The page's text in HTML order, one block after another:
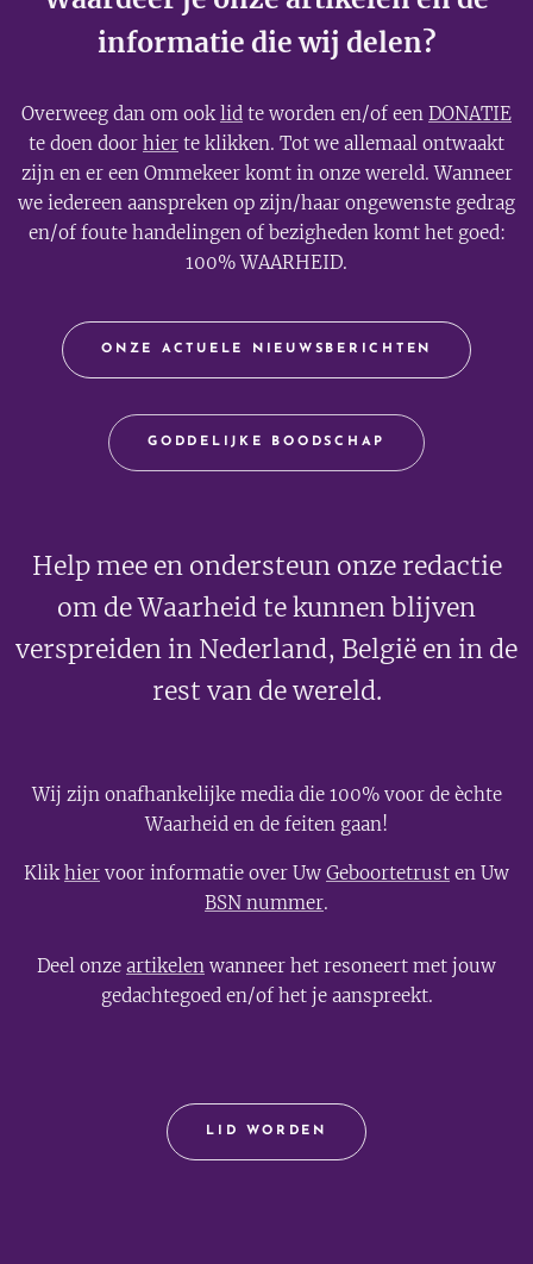
informatie die wij delen?
Overweeg dan om ooklid te worden en/of een DONATIE
te doen door hier te klikken. Tot we allemaal ontwaakt
zijn en er een Ommekeer komt in onze wereld. Wanneer
we iedereen aanspreken op zijn/haar ongewenste gedrag
en/of foute handelingen of bezigheden komt het goed:
100% WAARHEID.
ONZE ACTUELE NIEUWSBERICHTEN
GODDELIJKE BOODSCHAP
Help mee en ondersteun onze redactie
om de Waarheid te kunnen blijven
verspreiden in Nederland, België en in de
rest van de wereld.
Wij zijn onafhankelijke media die 100% voor de èchte
Waarheid en de feiten gaan!
Klikhier voor informatie over Uw Geboortetrust en Uw
BSN nummer.
Deel onze artikelen wanneer het resoneert met jouw
gedachtegoed en/of het je aanspreekt.
LID WORDEN